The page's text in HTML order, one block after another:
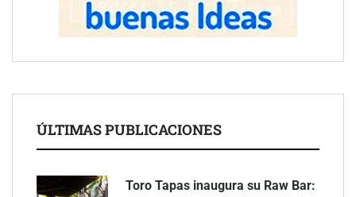
ÚLTIMAS PUBLICACIONES
Toro Tapas inaugura su Raw Bar: